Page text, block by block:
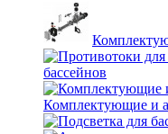
бассейнов
Комплектующие и